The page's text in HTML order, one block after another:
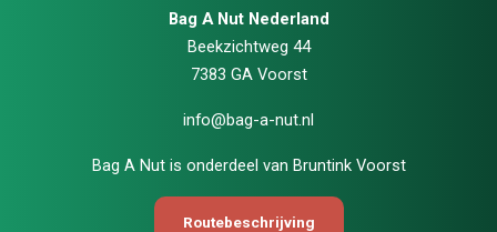
Bag A Nut Nederland
Beekzichtweg 44
7383 GA Voorst
info@bag-a-nut.nl
Bag A Nut is onderdeel van Bruntink Voorst
Routebeschrijving